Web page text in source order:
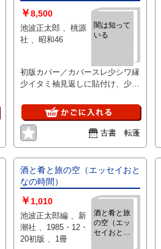
闇は知って
いる
￥8,500
池波正太郎 、桃源
社 、昭和46
初版カバー／カバースレ少シワ縁
少イタミ袖見返しに貼付け、少シ
古書 転蓬
酒と肴と旅の空（エッセイおと
なの時間）
酒と肴と旅
の空（エッ
セイおとな
￥ 1,010
池波正太郎編 、新
潮社 、1985・12・
20初版 、1冊